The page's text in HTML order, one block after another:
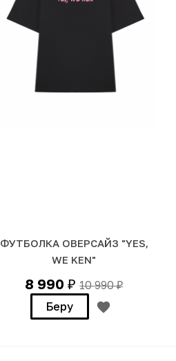
ФУТБОЛКА ОВЕРСАЙЗ "YES,
WE KEN"
8 990₽ 10 990₽
Беру